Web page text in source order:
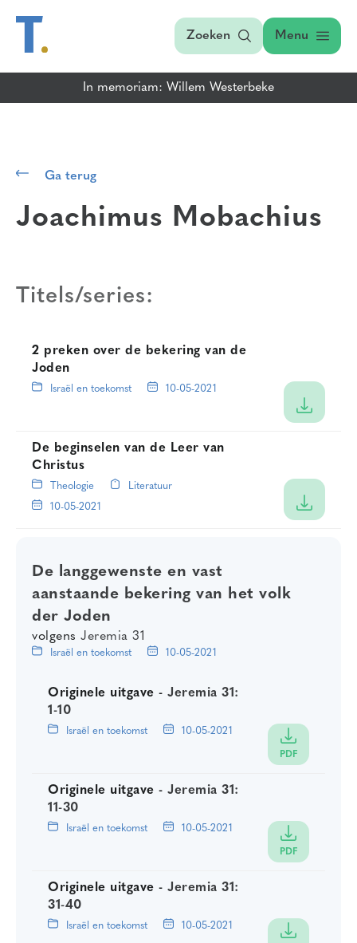
Zoeken Menu
In memoriam: Willem Westerbeke
Ga terug
Joachimus Mobachius
Titels/series:
2 preken over de bekering van de
Joden
Israël en toekomst 10-05-2021
De beginselen van de Leer van
Christus
Theologie
Literatuur
10-05-2021
De langgewenste en vast
aanstaande bekering van het volk
der Joden
volgens Jeremia 31
Israël en toekomst 10-05-2021
Originele uitgave - Jeremia 31:
1-10
Israël en toekomst 10-05-2021
PDF
Originele uitgave - Jeremia 31:
11-30
Israël en toekomst 10-05-2021
PDF
Originele uitgave - Jeremia 31:
31-40
Israël en toekomst 10-05-2021